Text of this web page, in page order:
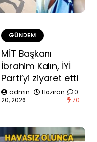
GÜNDEM
MİT Başkanı
İbrahim Kalın, İYİ
Parti’yi ziyaret etti
admin
Haziran
20, 2026
0
70